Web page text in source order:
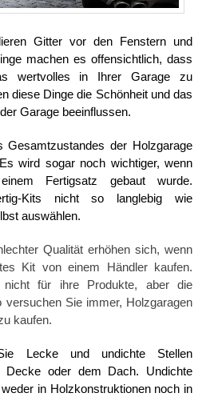
Gitter vor den Fenstern und
machen es offensichtlich, dass
wertvolles in Ihrer Garage zu
diese Dinge die Schönheit und das
Garage beeinflussen.
der Holzgarage
wird sogar noch wichtiger, wenn
Fertigsatz gebaut wurde.
Kits nicht so langlebig wie
auswählen.
Qualität erhöhen sich, wenn
Kit von einem Händler kaufen.
nicht für ihre Produkte, aber die
versuchen Sie immer, Holzgaragen
kaufen.
Lecke und undichte Stellen
Decke oder dem Dach. Undichte
in Holzkonstruktionen noch in